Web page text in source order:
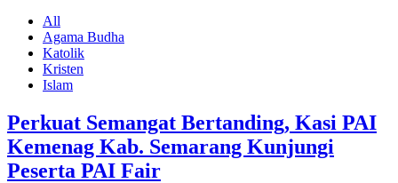
All
Agama Budha
Katolik
Kristen
Islam
Perkuat Semangat Bertanding, Kasi PAI
Kemenag Kab. Semarang Kunjungi
Peserta PAI Fair